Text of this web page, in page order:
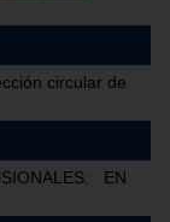
circular de
EN